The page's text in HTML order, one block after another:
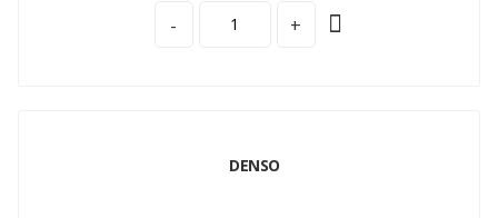
- +
DENSO